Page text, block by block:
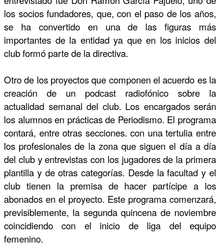
los socios fundadores, que, con el paso de los años,
se ha convertido en una de las figuras más
importantes de la entidad ya que en los inicios del
club formó parte de la directiva.
Otro de los proyectos que componen el acuerdo es la
creación de un podcast radiofónico sobre la
actualidad semanal del club. Los encargados serán
los alumnos en prácticas de Periodismo. El programa
contará, entre otras secciones. con una tertulia entre
los profesionales de la zona que siguen el día a día
del club y entrevistas con los jugadores de la primera
plantilla y de otras categorías. Desde la facultad y el
club tienen la premisa de hacer partícipe a los
abonados en el proyecto. Este programa comenzará,
previsiblemente, la segunda quincena de noviembre
coincidiendo con el inicio de liga del equipo
femenino.